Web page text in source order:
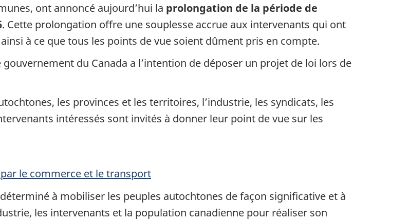
ont annoncé aujourd’hui la prolongation de la période de
. Cette prolongation offre une souplesse accrue aux intervenants qui ont
à ce que tous les points de vue soient dûment pris en compte.
du Canada a l’intention de déposer un projet de loi lors de
les provinces et les territoires, l’industrie, les syndicats, les
intéressés sont invités à donner leur point de vue sur les
le commerce et le transport
à mobiliser les peuples autochtones de façon significative et à
les intervenants et la population canadienne pour réaliser son